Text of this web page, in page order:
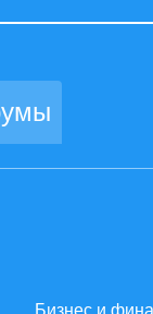
Бизнес и